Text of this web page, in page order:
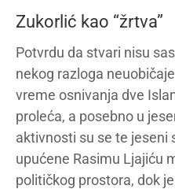
Zukorlić kao “žrtva”
Potvrdu da stvari nisu
nekog razloga
vreme osnivanja dve
proleća, a posebno u
aktivnosti su se te jeseni
upućene Rasimu Ljajiću
političkog prostora, dok